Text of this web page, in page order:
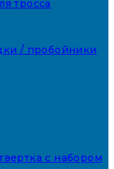
тросса
/ пробойники
с набором